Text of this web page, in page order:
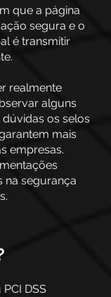
que a página
segura e o
é transmitir
realmente
alguns
os selos
mais
empresas.
na segurança
DSS